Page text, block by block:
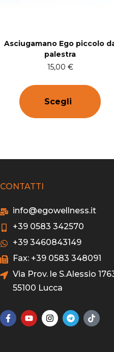
Asciugamano Ego piccolo
palestra
15,00 €
Scegli
CONTATTI
info@egowellness.it
+39 0583 342570
+39 3460843149
Fax: +39 0583 348091
Via Prov. le S.Alessio
55100 Lucca